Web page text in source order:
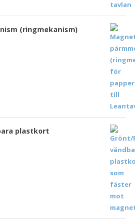
(ringmekanism)
plastkort